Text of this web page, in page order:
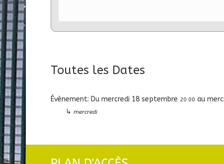
Toutes les Dates
Évènement: Du mercredi 18 septembre 20:00 au
↳ mercredi